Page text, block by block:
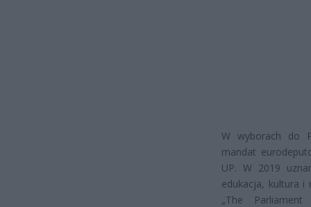
W wyborach do
mandat
UP. W 2019
edukacja, kultura i
„The Parliament